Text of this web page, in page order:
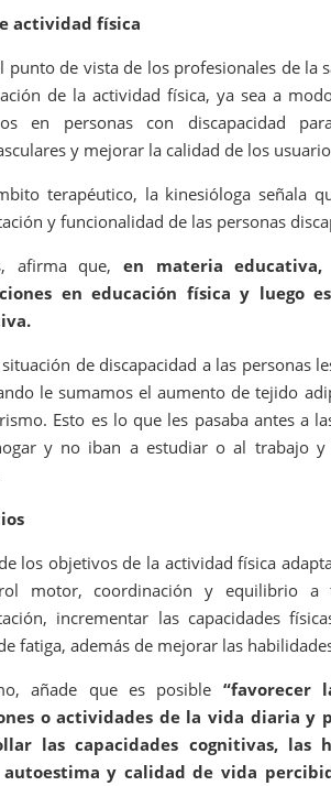
actividad física
punto de vista de los profesionales de la
de la actividad física, ya sea a
en personas con discapacidad
y mejorar la calidad de los
terapéutico, la kinesióloga señala
y funcionalidad de las personas
afirma que, en materia
en educación física y luego
situación de discapacidad a las personas
le sumamos el aumento de tejido
Esto es lo que les pasaba antes a
y no iban a estudiar o al trabajo y
los objetivos de la actividad física
motor, coordinación y equilibrio
incrementar las capacidades
fatiga, además de mejorar las
añade que es posible “favorecer
o actividades de la vida diaria y
las capacidades cognitivas, las
autoestima y calidad de vida